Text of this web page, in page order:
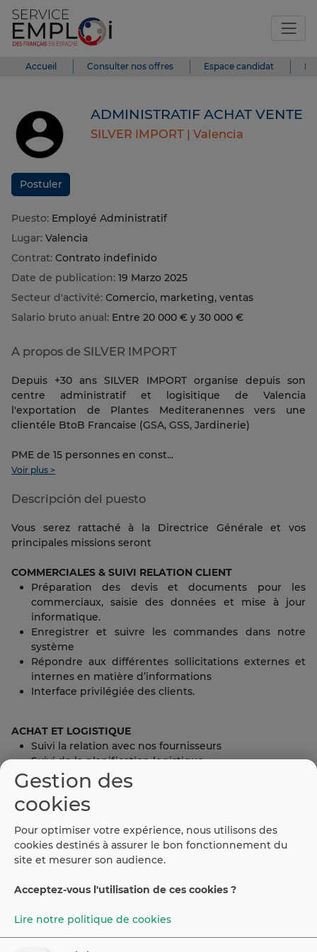
Accueil Consulter nos offres Espace candidat
ADMINISTRATIF ACHAT VENTE
SILVER IMPORT | Valencia
Postuler
Puesto: Employé Administratif
Lugar: Valencia
Contrat: Contrato indefinido
Date de publication: 19 Marzo 2025
Secteur d'activité: Comercio, marketing, ventas
Salario bruto anual: Entre 20 000 € y 30 000 €
A propos de SILVER IMPORT
Depuis +30 ans SILVER IMPORT organise depuis son
centre administratif et logisitique de Valencia
l'exportation de Plantes Mediteranennes vers une
clientéle BtoB Francaise (GSA, GSS, Jardinerie)
PME de 15 personnes en const...
Voir plus >
Descripción del puesto
Vous serez rattaché à la Directrice Générale et vos
principales missions seront
COMMERCIALES & SUIVI RELATION CLIENT
Préparation des devis et documents pour les
commerciaux, saisie des données et mise à jour
informatique.
Enregistrer et suivre les commandes dans notre
système
Répondre aux différentes sollicitations externes et
internes en matière d’informations
Interface privilégiée des clients.
ACHAT ET LOGISTIQUE
Suivi la relation avec nos fournisseurs
Suivi de la planification logistique
Support au contrôle qualité
Votre profil
Expérience professionnelle dans un poste similaire
pendant 3 ans
La maîtrise de l’outil informatique
Fluent Espagnol et Français
©2026Espaiweb
Gestion des
cookies
Pour optimiser votre expérience, nous utilisons des
cookies destinés à assurer le bon fonctionnement du
site et mesurer son audience.
Acceptez-vous l'utilisation de ces cookies ?
Lire notre politique de cookies